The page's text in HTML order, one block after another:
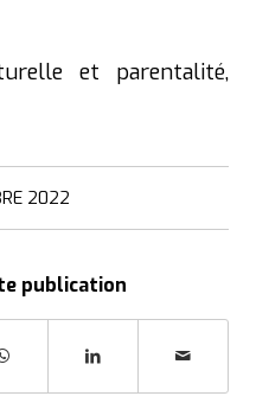
et parentalité,
2022
publication